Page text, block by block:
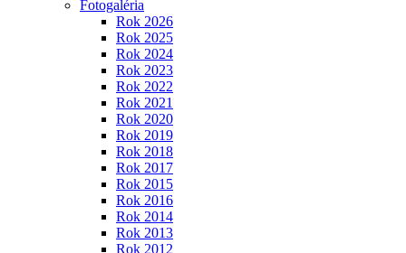
Fotogaléria
Rok 2026
Rok 2025
Rok 2024
Rok 2023
Rok 2022
Rok 2021
Rok 2020
Rok 2019
Rok 2018
Rok 2017
Rok 2015
Rok 2016
Rok 2014
Rok 2013
Rok 2012